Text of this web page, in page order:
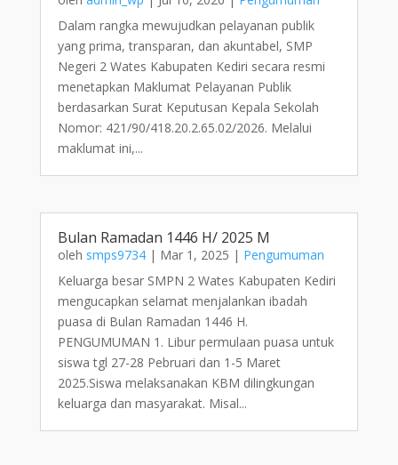
Dalam rangka mewujudkan pelayanan publik
yang prima, transparan, dan akuntabel, SMP
Negeri 2 Wates Kabupaten Kediri secara resmi
menetapkan Maklumat Pelayanan Publik
berdasarkan Surat Keputusan Kepala Sekolah
Nomor: 421/90/418.20.2.65.02/2026. Melalui
maklumat ini,...
Bulan Ramadan 1446 H/ 2025 M
oleh smps9734| Mar 1, 2025 | Pengumuman
Keluarga besar SMPN 2 Wates Kabupaten Kediri
mengucapkan selamat menjalankan ibadah
puasa di Bulan Ramadan 1446 H.
PENGUMUMAN 1. Libur permulaan puasa untuk
siswa tgl 27-28 Pebruari dan 1-5 Maret
2025.Siswa melaksanakan KBM dilingkungan
keluarga dan masyarakat. Misal...